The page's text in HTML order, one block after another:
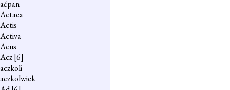
aćpan
Actaea
Actis
Activa
Acus
Acz[6]
aczkoli
aczkolwiek